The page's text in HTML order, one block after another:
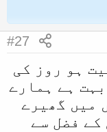
#27
ہو روز کی
ہے ہمارے
میں گھیرے
کے فضل سے